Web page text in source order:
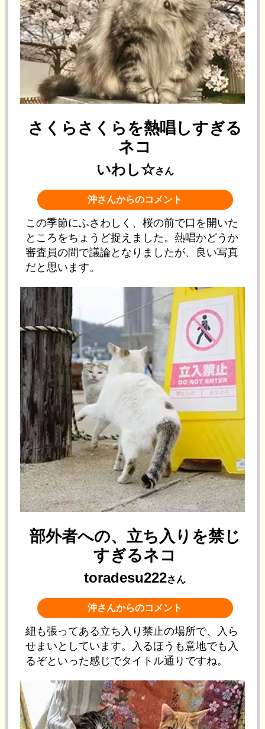
さくらさくらを熱唱しすぎる
ネコ
いわし☆さん
沖さんからのコメント
この季節にふさわしく、桜の前で口を開いた
ところをちょうど捉えました。熱唱かどうか
審査員の間で議論となりましたが、良い写真
だと思います。
部外者への、立ち入りを禁じ
すぎるネコ
toradesu222さん
沖さんからのコメント
紐も張ってある立ち入り禁止の場所で、入ら
せまいとしています。入るほうも意地でも入
るぞといった感じでタイトル通りですね。